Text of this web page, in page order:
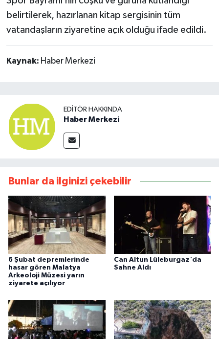
belirtilerek, hazırlanan kitap sergisinin tüm
vatandaşların ziyaretine açık olduğu ifade edildi.
Kaynak: Haber Merkezi
EDITÖR HAKKINDA
Haber Merkezi
Bunlar da ilginizi çekebilir
6 Şubat depremlerinde
hasar gören Malatya
Arkeoloji Müzesi yarın
ziyarete açılıyor
Can Altun Lüleburgaz'da
Sahne Aldı